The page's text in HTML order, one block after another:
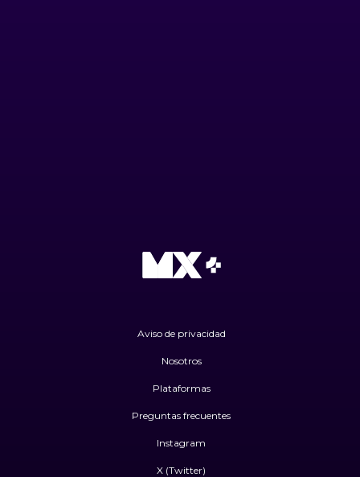
Aviso de privacidad
Nosotros
Plataformas
Preguntas frecuentes
Instagram
X (Twitter)